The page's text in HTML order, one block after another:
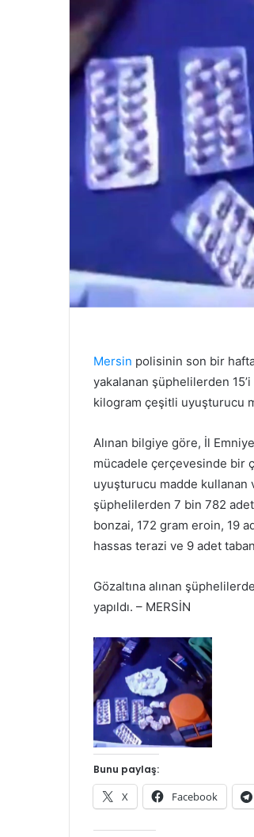
Mersin polisinin son bir
yakalanan şüphelilerden
kilogram çeşitli uyuşturucu
Alınan bilgiye göre, İl
mücadele çerçevesinde bir
uyuşturucu madde kullanan
şüphelilerden 7 bin 782
bonzai, 172 gram eroin, 19
hassas terazi ve 9 adet
Gözaltına alınan
yapıldı. – MERSİN
Bunu paylaş:
X Facebook